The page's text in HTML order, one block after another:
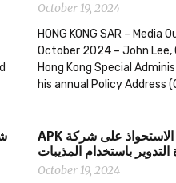
October 19, 2024
HONG KONG SAR – Media
October 2024 – John
Hong Kong Special
his annual Policy Address
‫شركة LYB تستكمل عملية الاستحواذ على شركة APK
باستخدام المذيبات
October 19, 2024